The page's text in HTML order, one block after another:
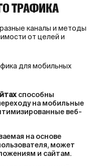
ТРАФИКА
каналы и методы
от целей и
для мобильных
способны
на мобильные
веб-
на основе
может
и сайтам.